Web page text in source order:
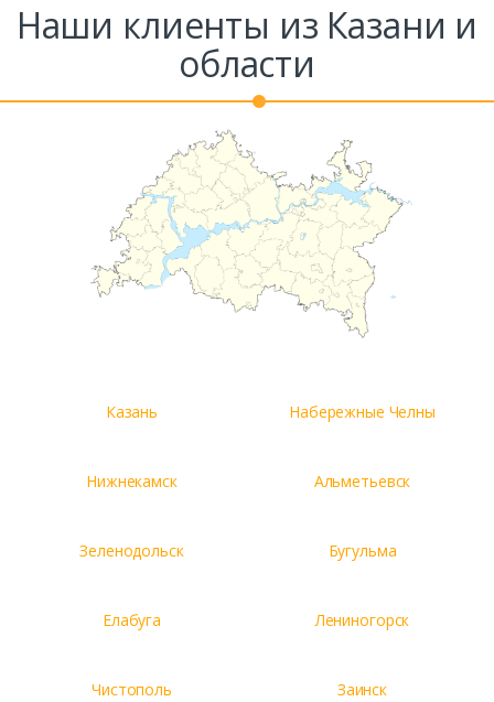
Наши клиенты из Казани и
области
Казань Набережные Челны
Нижнекамск Альметьевск
Зеленодольск Бугульма
Елабуга Лениногорск
Чистополь Заинск